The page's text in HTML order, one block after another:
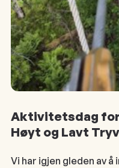
Aktivitetsdag for
Høyt og Lavt
Vi har igjen gleden av